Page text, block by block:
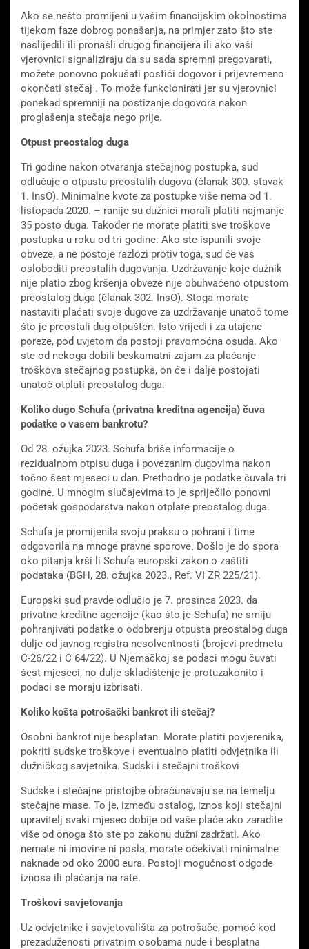
Ako se nešto promijeni u vašim financijskim okolnostima
tijekom faze dobrog ponašanja, na primjer zato što ste
naslijedili ili pronašli drugog financijera ili ako vaši
vjerovnici signaliziraju da su sada spremni pregovarati,
možete ponovno pokušati postići dogovor i prijevremeno
okončati stečaj . To može funkcionirati jer su vjerovnici
ponekad spremniji na postizanje dogovora nakon
proglašenja stečaja nego prije.
Otpust preostalog duga
Tri godine nakon otvaranja stečajnog postupka, sud
odlučuje o otpustu preostalih dugova (članak 300. stavak
1. InsO). Minimalne kvote za postupke više nema od 1.
listopada 2020. – ranije su dužnici morali platiti najmanje
35 posto duga. Također ne morate platiti sve troškove
postupka u roku od tri godine. Ako ste ispunili svoje
obveze, a ne postoje razlozi protiv toga, sud će vas
osloboditi preostalih dugovanja. Uzdržavanje koje dužnik
nije platio zbog kršenja obveze nije obuhvaćeno otpustom
preostalog duga (članak 302. InsO). Stoga morate
nastaviti plaćati svoje dugove za uzdržavanje unatoč tome
što je preostali dug otpušten. Isto vrijedi i za utajene
poreze, pod uvjetom da postoji pravomoćna osuda. Ako
ste od nekoga dobili beskamatni zajam za plaćanje
troškova stečajnog postupka, on će i dalje postojati
unatoč otplati preostalog duga.
Koliko dugo Schufa (privatna kreditna agencija) čuva
podatke o vasem bankrotu?
Od 28. ožujka 2023. Schufa briše informacije o
rezidualnom otpisu duga i povezanim dugovima nakon
točno šest mjeseci u dan. Prethodno je podatke čuvala tri
godine. U mnogim slučajevima to je spriječilo ponovni
početak gospodarstva nakon otplate preostalog duga.
Schufa je promijenila svoju praksu o pohrani i time
odgovorila na mnoge pravne sporove. Došlo je do spora
oko pitanja krši li Schufa europski zakon o zaštiti
podataka (BGH, 28. ožujka 2023., Ref. VI ZR 225/21).
Europski sud pravde odlučio je 7. prosinca 2023. da
privatne kreditne agencije (kao što je Schufa) ne smiju
pohranjivati ​​podatke o odobrenju otpusta preostalog duga
dulje od javnog registra nesolventnosti (brojevi predmeta
C-26/22 i C 64/22). U Njemačkoj se podaci mogu čuvati
šest mjeseci, no dulje skladištenje je protuzakonito i
podaci se moraju izbrisati.
Koliko košta potrošački bankrot ili stečaj?
Osobni bankrot nije besplatan. Morate platiti povjerenika,
pokriti sudske troškove i eventualno platiti odvjetnika ili
dužničkog savjetnika. Sudski i stečajni troškovi
Sudske i stečajne pristojbe obračunavaju se na temelju
stečajne mase. To je, između ostalog, iznos koji stečajni
upravitelj svaki mjesec dobije od vaše plaće ako zaradite
više od onoga što ste po zakonu dužni zadržati. Ako
nemate ni imovine ni posla, morate očekivati ​​minimalne
naknade od oko 2000 eura. Postoji mogućnost odgode
iznosa ili plaćanja na rate.
Troškovi savjetovanja
Uz odvjetnike i savjetovališta za potrošače, pomoć kod
prezaduženosti privatnim osobama nude i besplatna